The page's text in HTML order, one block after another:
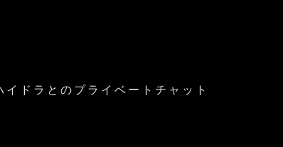
イドラとのプライベートチャット